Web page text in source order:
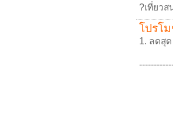
?เที่ยวส
โปรโ
1. ลดสุด